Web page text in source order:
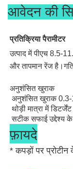
पेप्टिडेज़ है।
तंत्र
प्रोटीज प्रोटीन को
विघटित करने में
हो जाते हैं, और इस तरह
आवेदन की
प्रतिक्रिया पैरामीटर
उत्पाद में पीएच 8.5-
और तापमान रेंज
अनुशंसित खुराक
अनुशंसित खुराक 0.3-
थोड़ी मात्रा में
सटीक सफाई उद्देश्य
फ़ायदे
* कपड़ों पर